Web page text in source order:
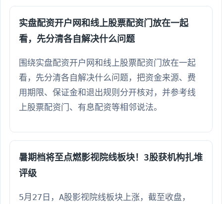
实盘配资开户网和线上股票配资门放在一起
看，先分清各自解决什么问题
围绕实盘配资开户网和线上股票配资门放在一起
看，先分清各自解决什么问题，把资金来源、费
用期限、保证金和退出规则分开核对，并参考线
上股票配资门、有息配资等相邻说法。
暑期档将至点燃影视院线板块！3股获机构扎堆
评级
5月27日，A股影视院线板块上涨，截至收盘，